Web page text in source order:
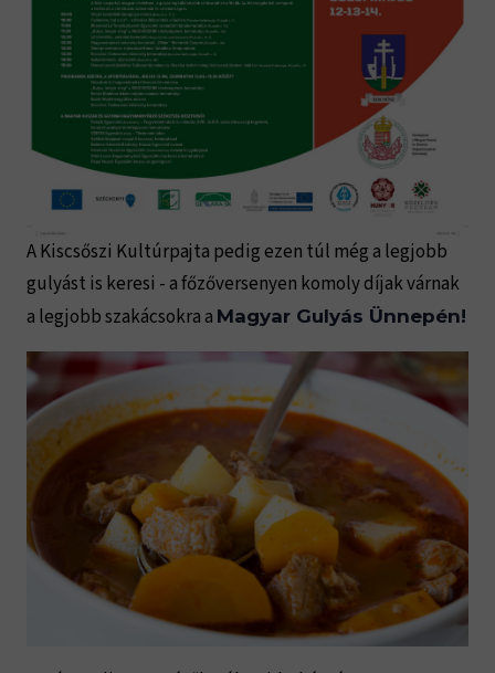
A Kiscsőszi Kultúrpajta pedig ezen túl még a legjobb
gulyást is keresi - a főzőversenyen komoly díjak várnak
a legjobb szakácsokra a Magyar Gulyás Ünnepén!